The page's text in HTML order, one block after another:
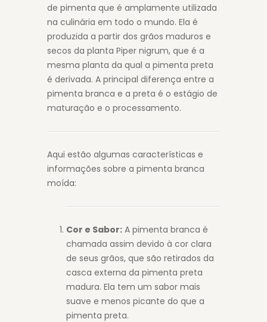
de pimenta que é amplamente utilizada
na culinária em todo o mundo. Ela é
produzida a partir dos grãos maduros e
secos da planta Piper nigrum, que é a
mesma planta da qual a pimenta preta
é derivada. A principal diferença entre a
pimenta branca e a preta é o estágio de
maturação e o processamento.
Aqui estão algumas características e
informações sobre a pimenta branca
moída:
Cor e Sabor: A pimenta branca é
chamada assim devido à cor clara
de seus grãos, que são retirados da
casca externa da pimenta preta
madura. Ela tem um sabor mais
suave e menos picante do que a
pimenta preta.